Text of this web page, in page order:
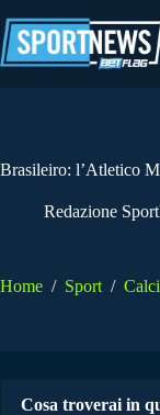
al
contenuto
Brasileiro: l’Atletico
Redazione
Home / Sport /
Cosa troverai in